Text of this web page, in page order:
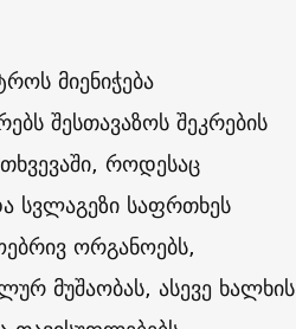
მიენიჭება
შესთავაზოს შეკრების
როდესაც
სვლაგეზი საფრთხეს
ორგანოებს,
მუშაობას, ასევე ხალხის